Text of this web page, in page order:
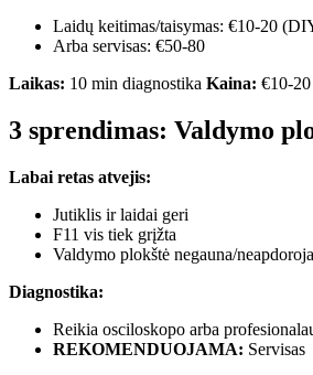
Laidų keitimas/taisymas: €10-20
Arba servisas: €50-80
Laikas: 10 min diagnostika Kaina: €10-
3 sprendimas: Valdymo
Labai retas atvejis:
Jutiklis ir laidai geri
F11 vis tiek grįžta
Valdymo plokštė negauna/
Diagnostika:
Reikia osciloskopo arba
REKOMENDUOJAMA: Servisas